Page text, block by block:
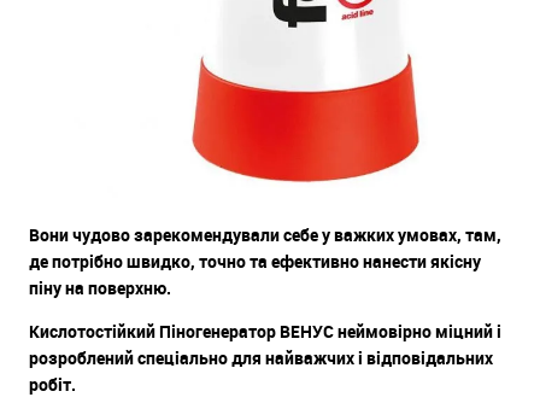
Вони чудово зарекомендували себе у важких умовах, там,
де потрібно швидко, точно та ефективно нанести якісну
піну на поверхню.
Кислотостійкий Піногенератор ВЕНУС неймовірно міцний і
розроблений спеціально для найважчих і відповідальних
робіт.